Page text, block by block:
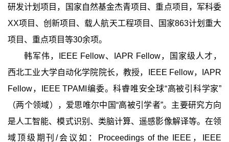
研发计划项目，国家自然基金杰青项目、重点项目，军科委
XX项目、创新项目、载人航天工程项目、国家863计划重大
项目、重点项目等30余项。
韩军伟，IEEE Fellow、IAPR Fellow，国家级人才，
西北工业大学自动化学院院长，教授，IEEE Fellow，IAPR
Fellow，IEEE TPAMI编委。科睿唯安全球“高被引科学家”
（两个领域），爱思唯尔中国“高被引学者”。主要研究方向
是人工智能、模式识别、类脑计算、遥感影像解译等。在领
域顶级期刊/会议如：Proceedings of the IEEE，IEEE